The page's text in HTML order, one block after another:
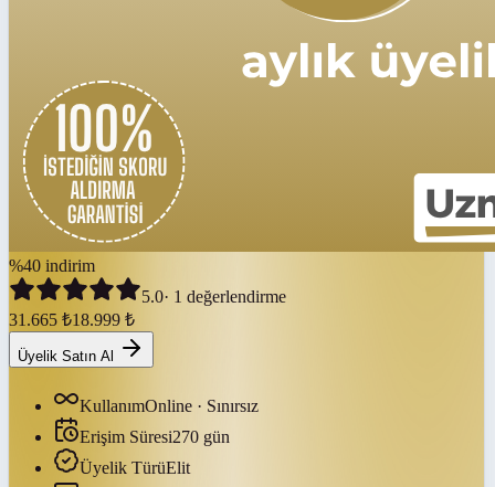
%40 indirim
5.0· 1 değerlendirme
31.665 ₺18.999 ₺
Üyelik Satın Al
KullanımOnline · Sınırsız
Erişim Süresi270 gün
Üyelik TürüElit